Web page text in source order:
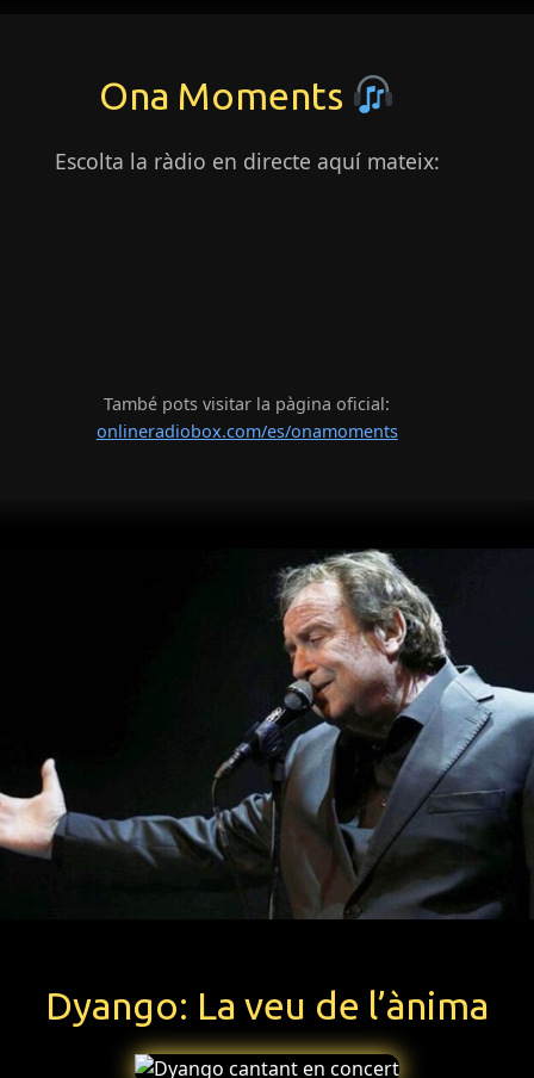
Ona Moments
Escolta la ràdio en directe aquí mateix:
També pots visitar la pàgina oficial:
onlineradiobox.com/es/onamoments
Dyango: La veu de l’ànima